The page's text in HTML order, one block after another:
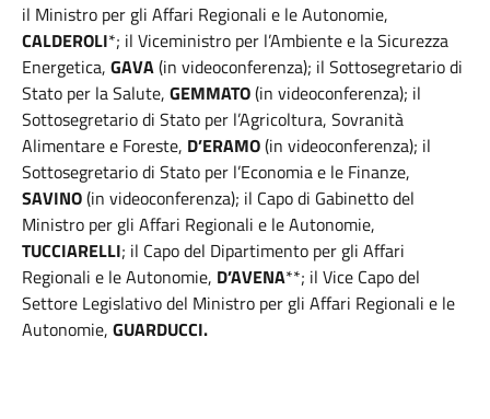
il Ministro per gli Affari Regionali e le Autonomie,
CALDEROLI*; il Viceministro per l’Ambiente e la Sicurezza
Energetica, GAVA(in videoconferenza); il Sottosegretario di
Stato per la Salute, GEMMATO(in videoconferenza); il
Sottosegretario di Stato per l’Agricoltura, Sovranità
Alimentare e Foreste, D’ERAMO(in videoconferenza); il
Sottosegretario di Stato per l’Economia e le Finanze,
SAVINO(in videoconferenza); il Capo di Gabinetto del
Ministro per gli Affari Regionali e le Autonomie,
TUCCIARELLI; il Capo del Dipartimento per gli Affari
Regionali e le Autonomie, D’AVENA**; il Vice Capo del
Settore Legislativo del Ministro per gli Affari Regionali e le
Autonomie, GUARDUCCI.